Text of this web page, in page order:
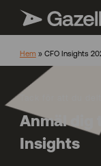
Hem » CFO Insights
Tack för att du
Anmäl dig
Insights